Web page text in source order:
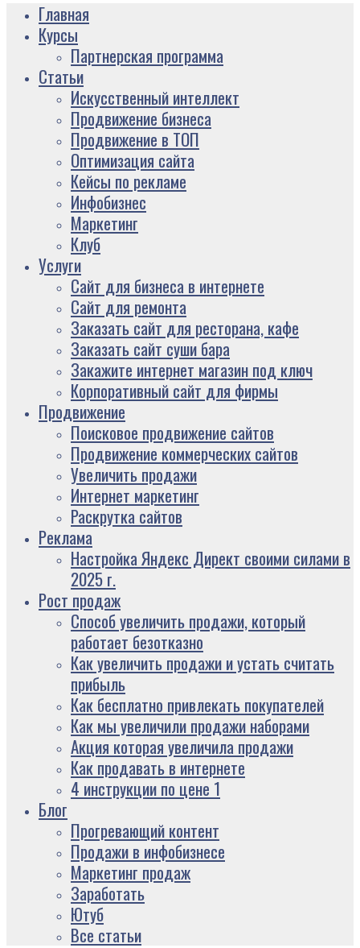
Главная
Курсы
Партнерская программа
Статьи
Искусственный интеллект
Продвижение бизнеса
Продвижение в ТОП
Оптимизация сайта
Кейсы по рекламе
Инфобизнес
Маркетинг
Клуб
Услуги
Сайт для бизнеса в интернете
Сайт для ремонта
Заказать сайт для ресторана, кафе
Заказать сайт суши бара
Закажите интернет магазин под ключ
Корпоративный сайт для фирмы
Продвижение
Поисковое продвижение сайтов
Продвижение коммерческих сайтов
Увеличить продажи
Интернет маркетинг
Раскрутка сайтов
Реклама
Настройка Яндекс Директ своими силами в
2025 г.
Рост продаж
Способ увеличить продажи, который
работает безотказно
Как увеличить продажи и устать считать
прибыль
Как бесплатно привлекать покупателей
Как мы увеличили продажи наборами
Акция которая увеличила продажи
Как продавать в интернете
4 инструкции по цене 1
Блог
Прогревающий контент
Продажи в инфобизнесе
Маркетинг продаж
Заработать
Ютуб
Все статьи